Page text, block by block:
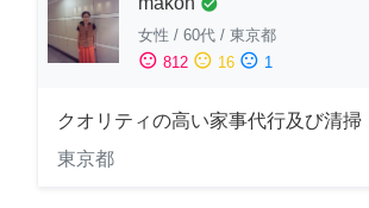
check_circle
女性 / 60代 / 東京都
sentiment_satisfied 812 sentiment_neutral 16 sentiment_dissatisfied 1
クオリティの高い家事代行及び清掃
東京都